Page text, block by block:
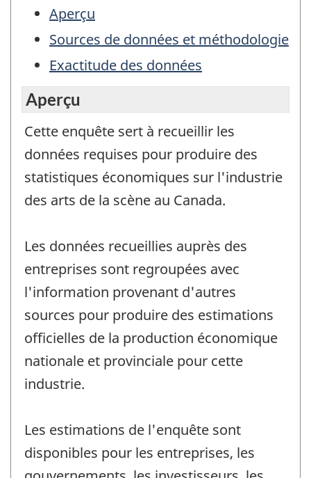
Aperçu
Sources de données et méthodologie
Exactitude des données
Aperçu
Cette enquête sert à recueillir les
données requises pour produire des
statistiques économiques sur l'industrie
des arts de la scène au Canada.
Les données recueillies auprès des
entreprises sont regroupées avec
l'information provenant d'autres
sources pour produire des estimations
officielles de la production économique
nationale et provinciale pour cette
industrie.
Les estimations de l'enquête sont
disponibles pour les entreprises, les